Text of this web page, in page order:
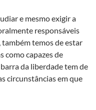
e mesmo exigir a
responsáveis
também temos de estar
como capazes de
da liberdade tem de
circunstâncias em que